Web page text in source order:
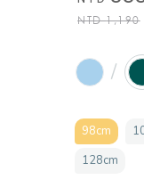
NTD1,190
/
98cm
128cm